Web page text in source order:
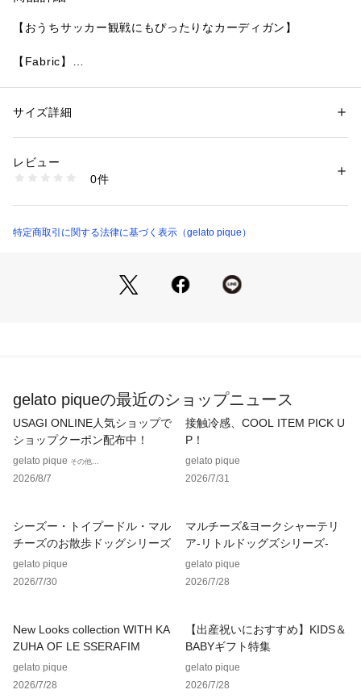
【おうちサッカー観戦にもぴったりなカーディガン】
【Fabric】
感じられるもこもこ素材です。
サッカーのユニフォームをイメージしてスポーティにデザイン
した、おうちでのスポーツ観戦にもぴったりなシリーズです。
や背番号のジャガードが、キャッチーなアクセントになってい
ルー、チャコールグレーの3色展開。同シリーズのショートパ
ンツやTシャツ、雑貨と合わせれば、サッカーユニフォーム風
画像のカラーが異なる場合もございます。予めご了承くださ
い。
商品の色味は、商品単品画像をご参照下さい。
ある場合がございますので、予めご了承ください。
性別：レディース
素材：本体:ポリエステル100%
商品番号：
PWNT262049 （ショップ）
サイズ詳細
レビュー
0件
特定商取引に関する法律に基づく表示（gelato pique）
gelato piqueの最近のショップニュース
USAGI ONLINE人気ショップで
ショップクーポン配布中！
gelato pique その他...
2026/8/7
接触冷感、COOL ITEM PICK U
P！
gelato pique
2026/7/31
シーズー・トイプードル・マル
チーズのお散歩ドッグシリーズ
gelato pique
2026/7/30
マルチーズ&ヨークシャーテリ
ア-リトルドッグズシリーズ-
gelato pique
2026/7/28
New Looks collection WITH KA
ZUHA OF LE SSERAFIM
gelato pique
2026/7/28
【出産祝いにおすすめ】KIDS＆
BABYギフト特集
gelato pique
2026/7/28